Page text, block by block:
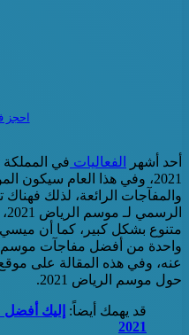
احجز
أحد أشهر الفعاليات في المملكة
2021، وفي هذا العام سيكون
والمفآجات الرائعة، لذلك
متنوع بشكل كبير، كما أن
عنه، وفي هذه المقالة على
حول موسم الرياض 2021.
قد يهمك أيضاً: إليك
2021